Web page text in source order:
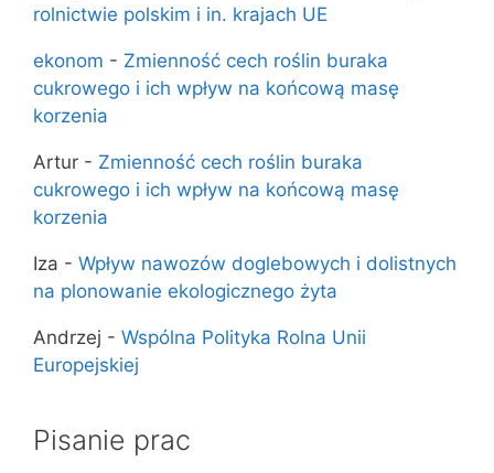
rolnictwie polskim i in. krajach UE
ekonom - Zmienność cech roślin buraka
cukrowego i ich wpływ na końcową masę
korzenia
Artur - Zmienność cech roślin buraka
cukrowego i ich wpływ na końcową masę
korzenia
Iza - Wpływ nawozów doglebowych i dolistnych
na plonowanie ekologicznego żyta
Andrzej - Wspólna Polityka Rolna Unii
Europejskiej
Pisanie prac